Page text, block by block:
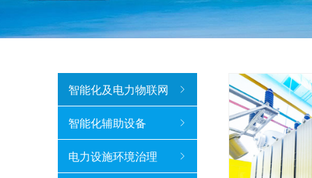
智能化及电力物联网
智能化辅助设备
电力设施环境治理